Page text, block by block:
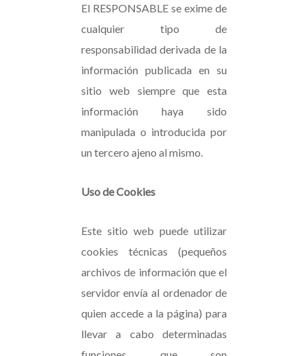
El RESPONSABLE se exime de
cualquier tipo de
responsabilidad derivada de la
información publicada en su
sitio web siempre que esta
información haya sido
manipulada o introducida por
un tercero ajeno al mismo.
Uso de Cookies
Este sitio web puede utilizar
cookies técnicas (pequeños
archivos de información que el
servidor envía al ordenador de
quien accede a la página) para
llevar a cabo determinadas